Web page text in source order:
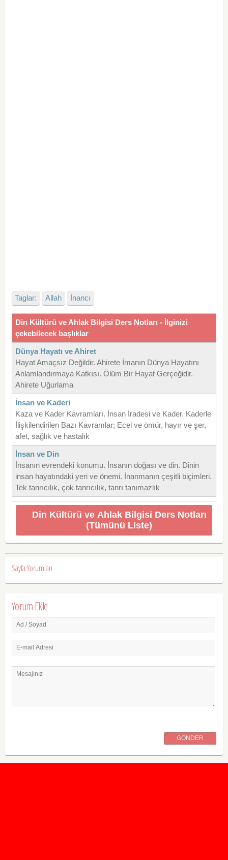
Taglar: Allah İnancı
Din Kültürü ve Ahlak Bilgisi Ders Notları - İlginizi
çekebilecek başlıklar
Dünya Hayatı ve Ahiret
Hayat Amaçsız Değildir. Ahirete İmanın Dünya Hayatını
Anlamlandırmaya Katkısı. Ölüm Bir Hayat Gerçeğidir.
Ahirete Uğurlama
İnsan ve Kaderi
Kaza ve Kader Kavramları. İnsan İradesi ve Kader. Kaderle
İlişkilendirilen Bazı Kavramlar; Ecel ve ömür, hayır ve şer,
afet, sağlık ve hastalık
İnsan ve Din
İnsanın evrendeki konumu. İnsanın doğası ve din. Dinin
insan hayatındaki yeri ve önemi. İnanmanın çeşitli biçimleri.
Tek tanrıcılık, çok tanrıcılık, tanrı tanımazlık
Din Kültürü ve Ahlak Bilgisi Ders Notları
(Tümünü Liste)
Sayfa Yorumları
Yorum Ekle
Ad / Soyad
E-mail Adresi
Mesajınız
GÖNDER